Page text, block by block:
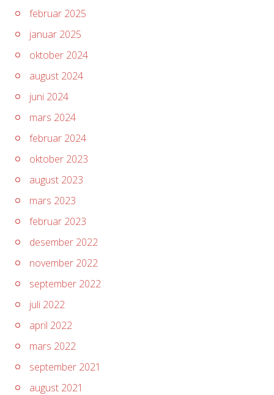
februar 2025
januar 2025
oktober 2024
august 2024
juni 2024
mars 2024
februar 2024
oktober 2023
august 2023
mars 2023
februar 2023
desember 2022
november 2022
september 2022
juli 2022
april 2022
mars 2022
september 2021
august 2021